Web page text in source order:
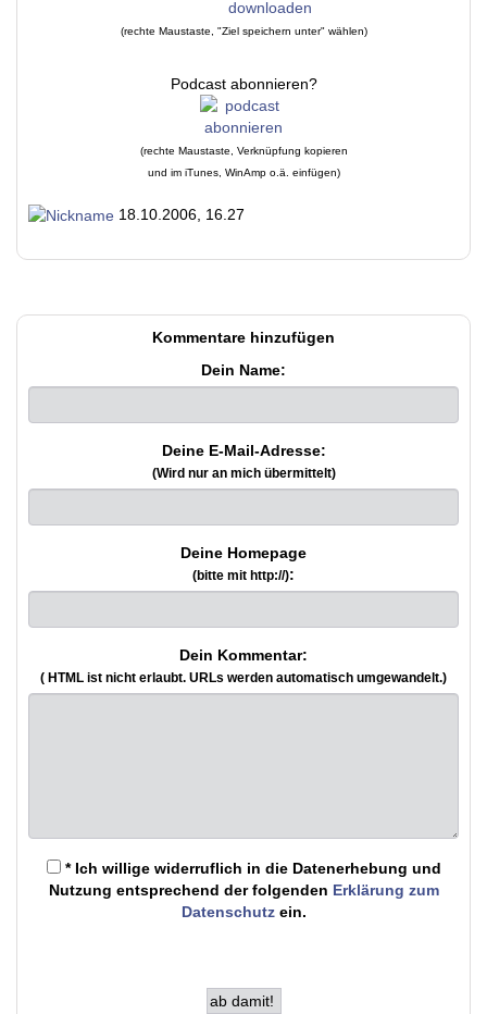
(rechte Maustaste, "Ziel speichern unter" wählen)
Podcast abonnieren?
(rechte Maustaste, Verknüpfung kopieren
und im iTunes, WinAmp o.ä. einfügen)
18.10.2006, 16.27
Kommentare hinzufügen
Dein Name:
Deine E-Mail-Adresse:
(Wird nur an mich übermittelt)
Deine Homepage
(bitte mit http://):
Dein Kommentar:
( HTML ist nicht erlaubt. URLs werden automatisch umgewandelt.)
* Ich willige widerruflich in die Datenerhebung und
Nutzung entsprechend der folgenden Erklärung zum
Datenschutzein.